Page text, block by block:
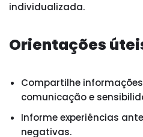
individualizada.
Orientações
Compartilhe
comunicação e
Informe experiências
negativas.